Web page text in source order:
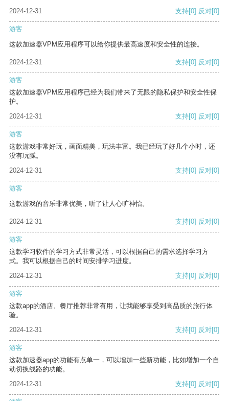
2024-12-31 支持[0] 反对[0]
游客
这款加速器VPM应用程序可以给你提供最高速度和安全性的连接。
2024-12-31 支持[0] 反对[0]
游客
这款加速器VPM应用程序已经为我们带来了无限的隐私保护和安全性保
护。
2024-12-31
支持[0] 反对[0]
游客
这款游戏非常好玩，画面精美，玩法丰富。我已经玩了好几个小时，还
没有玩腻。
2024-12-31
支持[0] 反对[0]
游客
这款游戏的音乐非常优美，听了让人心旷神怡。
2024-12-31 支持[0] 反对[0]
游客
这款学习软件的学习方式非常灵活，可以根据自己的需求选择学习方
式。我可以根据自己的时间安排学习进度。
2024-12-31
支持[0] 反对[0]
游客
这款app的酒店、餐厅推荐非常有用，让我能够享受到高品质的旅行体
验。
2024-12-31
支持[0] 反对[0]
游客
这款加速器app的功能有点单一，可以增加一些新功能，比如增加一个自
动切换线路的功能。
2024-12-31
支持[0] 反对[0]